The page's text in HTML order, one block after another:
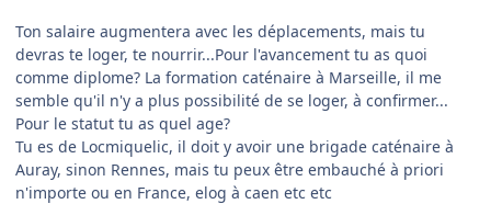
Ton salaire augmentera avec les déplacements, mais tu
devras te loger, te nourrir...Pour l'avancement tu as quoi
comme diplome? La formation caténaire à Marseille, il me
semble qu'il n'y a plus possibilité de se loger, à confirmer...
Pour le statut tu as quel age?
Tu es de Locmiquelic, il doit y avoir une brigade caténaire à
Auray, sinon Rennes, mais tu peux être embauché à priori
n'importe ou en France, elog à caen etc etc